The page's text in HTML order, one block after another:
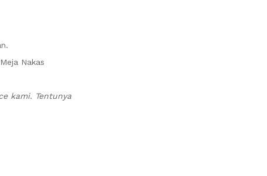
Nakas
kami. Tentunya